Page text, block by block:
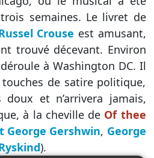
semaines. Le livret de
Crouse est amusant,
trouvé décevant. Environ
à Washington DC. Il
de satire politique,
et n’arrivera jamais,
à la cheville de Of thee
George Gershwin, George
).